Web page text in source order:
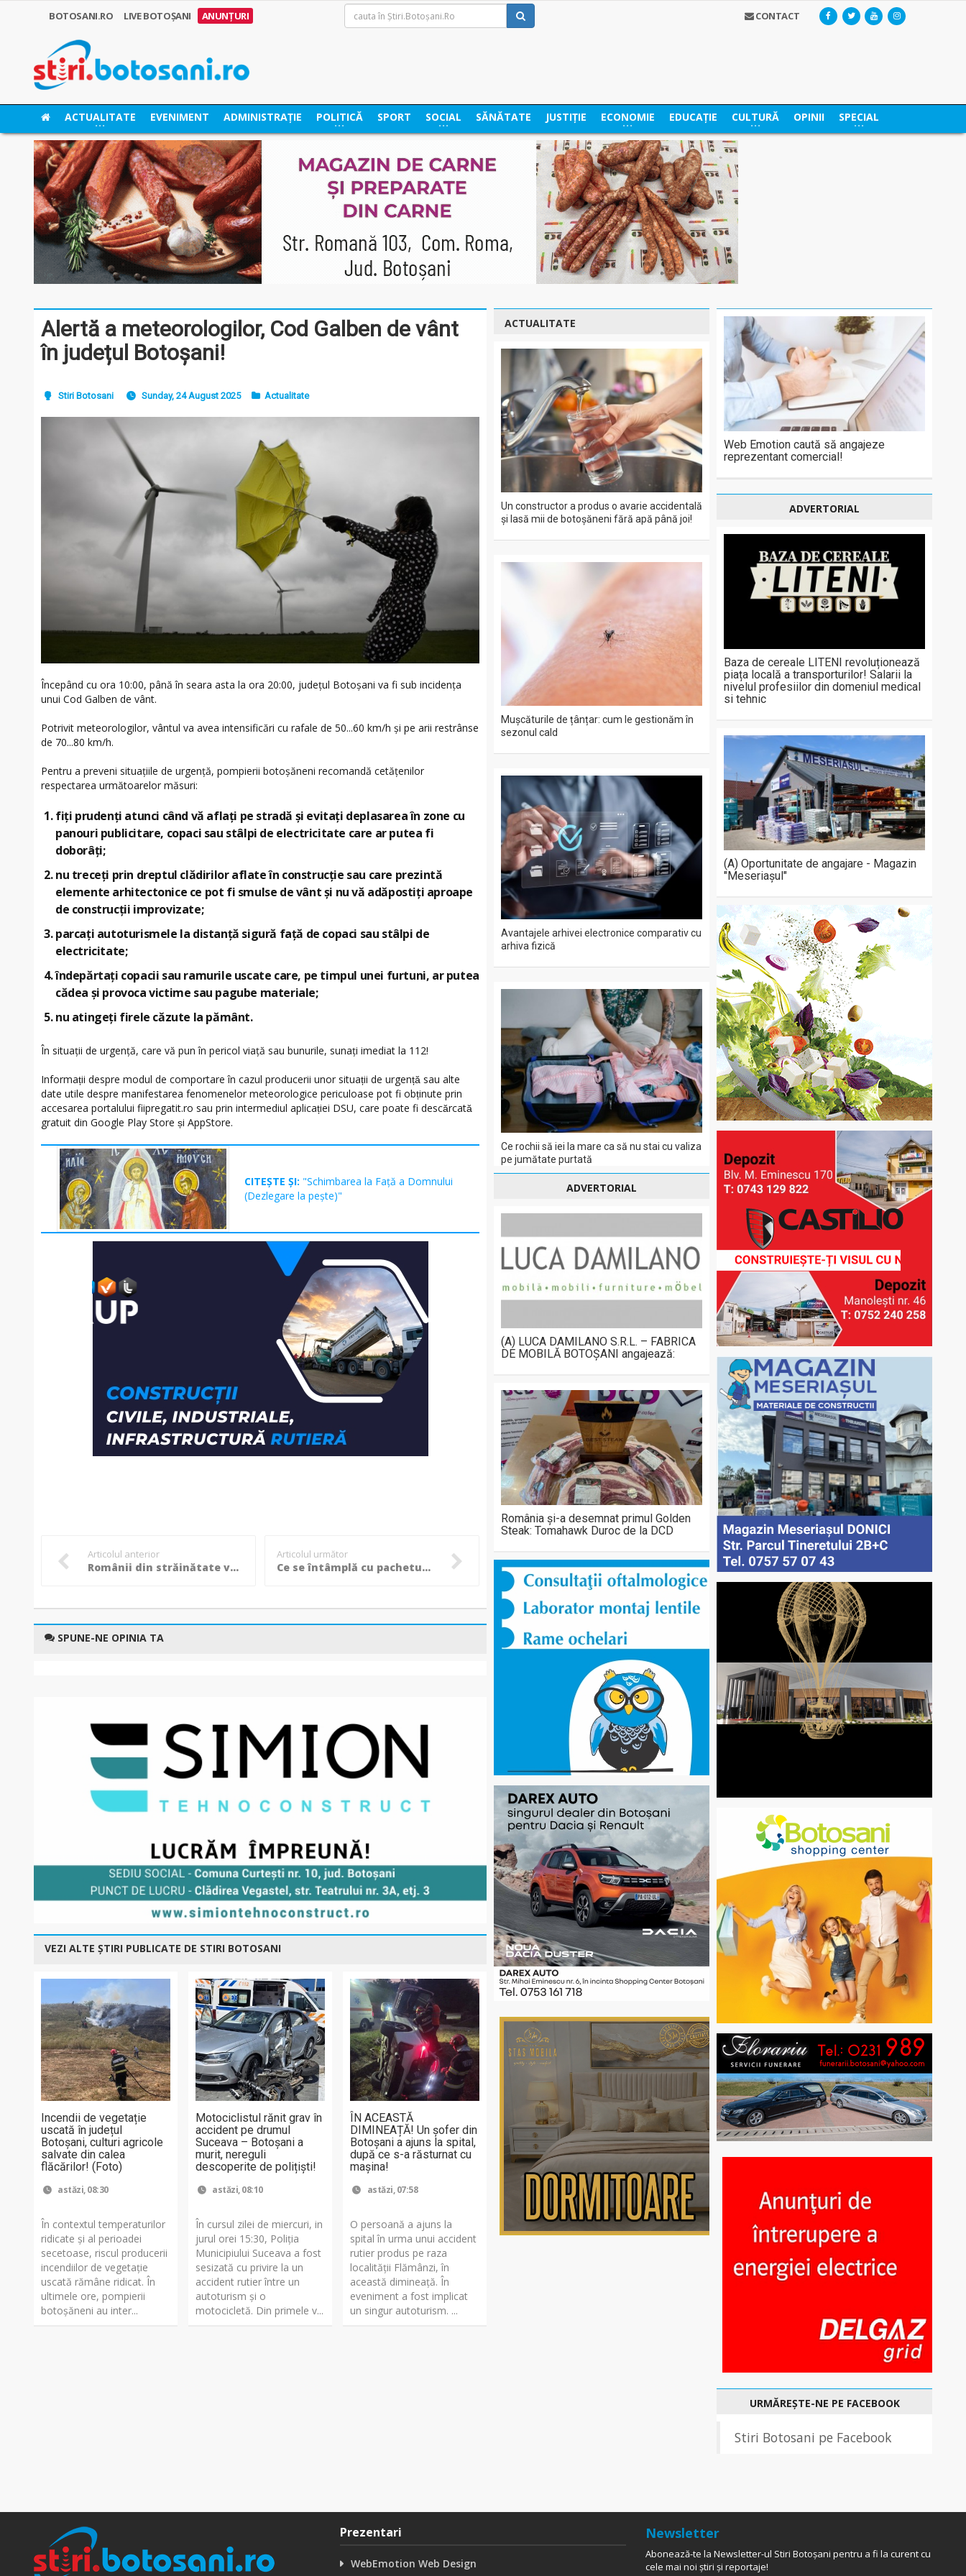
BOTOSANI.RO LIVE BOTOȘANI ANUNȚURI CONTACT
ACTUALITATE EVENIMENT ADMINISTRAȚIE POLITICĂ SPORT SOCIAL SĂNĂTATE JUSTIȚIE ECONOMIE EDUCAȚIE CULTURĂ OPINII SPECIAL
Alertă a meteorologilor, Cod Galben de vânt
în județul Botoșani!
Stiri Botosani Sunday, 24 August 2025 Actualitate
Începând cu ora 10:00, până în seara asta la ora 20:00, județul Botoșani va fi sub incidența
unui Cod Galben de vânt.
Potrivit meteorologilor, vântul va avea intensificări cu rafale de 50...60 km/h și pe arii restrânse
de 70...80 km/h.
Pentru a preveni situațiile de urgență, pompierii botoșăneni recomandă cetățenilor
respectarea următoarelor măsuri:
fiți prudenți atunci când vă aflați pe stradă și evitați deplasarea în zone cu
panouri publicitare, copaci sau stâlpi de electricitate care ar putea fi
doborâți;
nu treceți prin dreptul clădirilor aflate în construcție sau care prezintă
elemente arhitectonice ce pot fi smulse de vânt și nu vă adăpostiți aproape
de construcții improvizate;
parcați autoturismele la distanță sigură față de copaci sau stâlpi de
electricitate;
îndepărtați copacii sau ramurile uscate care, pe timpul unei furtuni, ar putea
cădea şi provoca victime sau pagube materiale;
nu atingeți firele căzute la pământ.
În situații de urgență, care vă pun în pericol viață sau bunurile, sunați imediat la 112!
Informații despre modul de comportare în cazul producerii unor situații de urgență sau alte
date utile despre manifestarea fenomenelor meteorologice periculoase pot fi obținute prin
accesarea portalului fiipregatit.ro sau prin intermediul aplicației DSU, care poate fi descărcată
gratuit din Google Play Store și AppStore.
CITEȘTE ȘI: "Schimbarea la Față a Domnului
(Dezlegare la peşte)"
Articolul anterior
Românii din străinătate vor plăti din nou niște TAXE care au fost eliminate în urmă cu opt ani!
Articolul următor
Ce se întâmplă cu pachetul 2 de măsuri de austeritate. Surse: Ședința de guvern se amână, Bolojan vrea să discute cu Grindeanu
SPUNE-NE OPINIA TA
VEZI ALTE ȘTIRI PUBLICATE DE STIRI BOTOSANI
Incendii de vegetație
uscată în județul
Botoșani, culturi agricole
salvate din calea
flăcărilor! (Foto)
astăzi, 08:30
În contextul temperaturilor
ridicate și al perioadei
secetoase, riscul producerii
incendiilor de vegetație
uscată rămâne ridicat. În
ultimele ore, pompierii
botoșăneni au inter...
Motociclistul rănit grav în
accident pe drumul
Suceava – Botoșani a
murit, nereguli
descoperite de polițiști!
astăzi, 08:10
În cursul zilei de miercuri, in
jurul orei 15:30, Poliția
Municipiului Suceava a fost
sesizată cu privire la un
accident rutier între un
autoturism și o
motocicletă. Din primele v...
ÎN ACEASTĂ
DIMINEAȚĂ! Un șofer din
Botoșani a ajuns la spital,
după ce s-a răsturnat cu
mașina!
astăzi, 07:58
O persoană a ajuns la
spital în urma unui accident
rutier produs pe raza
localității Flămânzi, în
această dimineață. În
eveniment a fost implicat
un singur autoturism. ...
ACTUALITATE
Un constructor a produs o avarie accidentală
și lasă mii de botoșăneni fără apă până joi!
Mușcăturile de țânțar: cum le gestionăm în
sezonul cald
Avantajele arhivei electronice comparativ cu
arhiva fizică
Ce rochii să iei la mare ca să nu stai cu valiza
pe jumătate purtată
ADVERTORIAL
(A) LUCA DAMILANO S.R.L. – FABRICA
DE MOBILĂ BOTOȘANI angajează:
România și-a desemnat primul Golden
Steak: Tomahawk Duroc de la DCD
Web Emotion caută să angajeze
reprezentant comercial!
ADVERTORIAL
Baza de cereale LITENI revoluționează
piața locală a transporturilor! Salarii la
nivelul profesiilor din domeniul medical
si tehnic
(A) Oportunitate de angajare - Magazin
"Meseriașul"
URMĂREȘTE-NE PE FACEBOOK
Stiri Botosani pe Facebook
Prezentari
WebEmotion Web Design
Newsletter
Abonează-te la Newsletter-ul Stiri Botoșani pentru a fi la curent cu
cele mai noi știri și reportaje!